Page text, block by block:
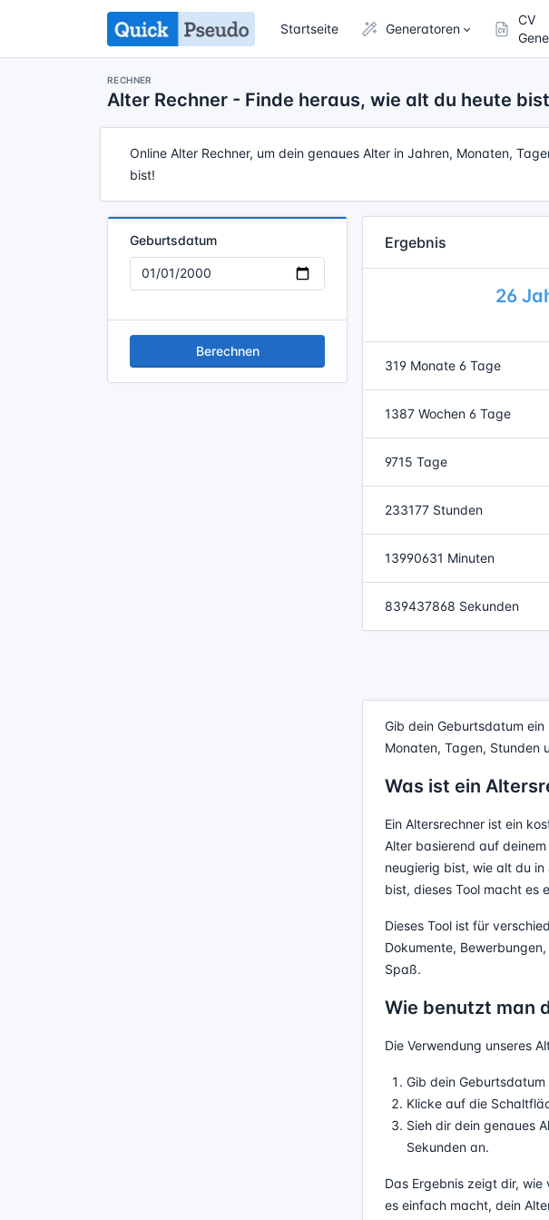
Startseite Generatoren
CV
RECHNER
Alter Rechner - Finde heraus, wie alt du heute bist
Online Alter Rechner, um dein genaues Alter in Jahren, Monaten,
bist!
Geburtsdatum
Berechnen
Ergebnis
26
319 Monate 6 Tage
1387 Wochen 6 Tage
9715 Tage
233177 Stunden
13990631 Minuten
839437868 Sekunden
Gib dein Geburtsdatum
Monaten, Tagen, Stunden
Was ist ein
Ein Altersrechner ist ein
Alter basierend auf
neugierig bist, wie alt du
bist, dieses Tool macht es
Dieses Tool ist für
Dokumente,
Spaß.
Wie benutzt man
Die Verwendung unseres
Gib dein Geburtsdatum
Klicke auf die
Sieh dir dein genaues
Sekunden an.
Das Ergebnis zeigt dir,
es einfach macht, dein